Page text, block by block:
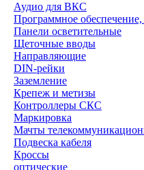
Аудио для ВКС
Программное
Панели осветительные
Щеточные вводы
Направляющие
DIN-рейки
Заземление
Крепеж и метизы
Контроллеры СКС
Маркировка
Мачты
Подвеска кабеля
Кроссы
оптические